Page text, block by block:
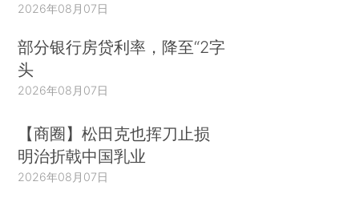
2026年08月07日
部分银行房贷利率，降至“2字
头
2026年08月07日
【商圈】松田克也挥刀止损
明治折戟中国乳业
2026年08月07日